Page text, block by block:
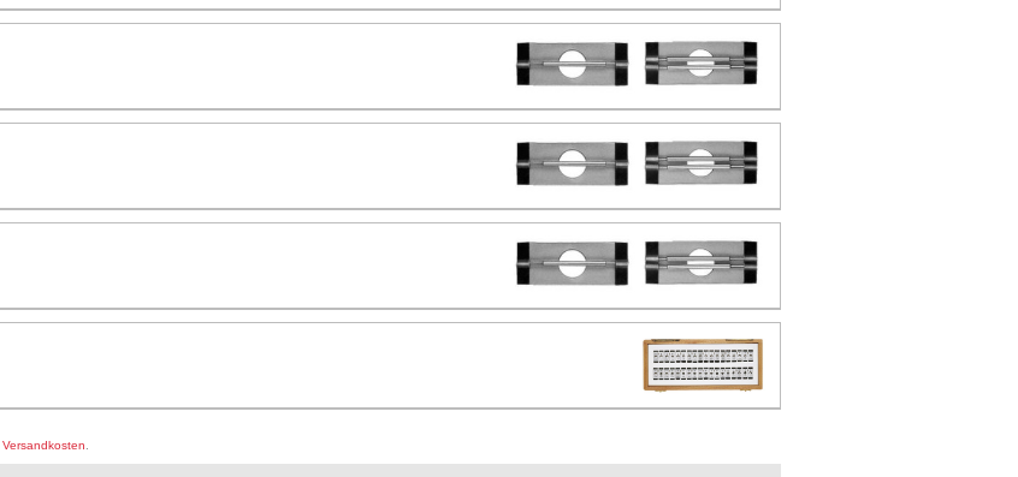
Versandkosten